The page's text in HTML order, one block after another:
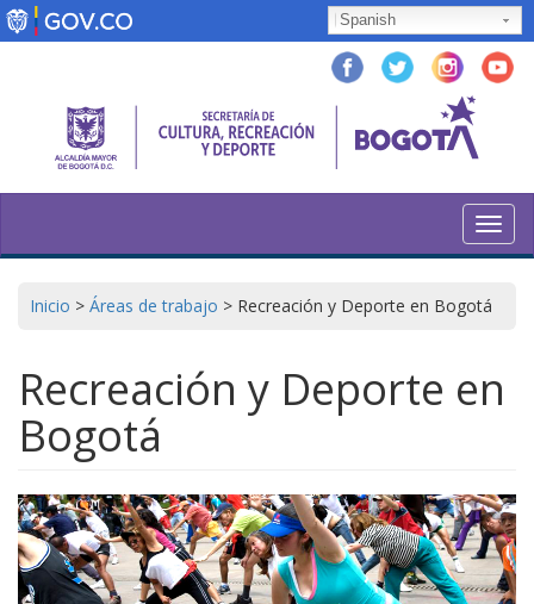
Pasar
al
Spanish
Inicio > Áreas de trabajo > Recreación y Deporte en Bogotá
Recreación y Deporte en
Bogotá